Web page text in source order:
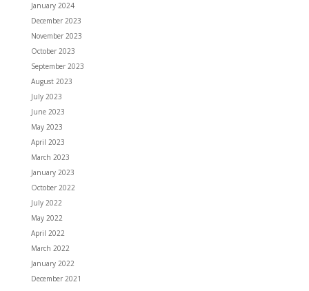
January 2024
December 2023
November 2023
October 2023
September 2023
August 2023
July 2023
June 2023
May 2023
April 2023
March 2023
January 2023
October 2022
July 2022
May 2022
April 2022
March 2022
January 2022
December 2021